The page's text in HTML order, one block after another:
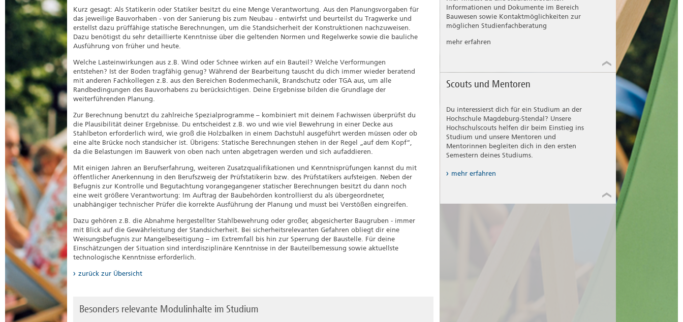
Kurz gesagt: Als Statikerin oder Statiker besitzt du eine Menge Verantwortung. Aus den Planungsvorgaben für
das jeweilige Bauvorhaben - von der Sanierung bis zum Neubau - entwirfst und beurteilst du Tragwerke und
erstellst dazu prüffähige statische Berechnungen, um die Standsicherheit der Konstruktionen nachzuweisen.
Dazu benötigst du sehr detaillierte Kenntnisse über die geltenden Normen und Regelwerke sowie die bauliche
Ausführung von früher und heute.
Welche Lasteinwirkungen aus z.B. Wind oder Schnee wirken auf ein Bauteil? Welche Verformungen
entstehen? Ist der Boden tragfähig genug? Während der Bearbeitung tauscht du dich immer wieder beratend
mit anderen Fachkollegen z.B. aus den Bereichen Bodenmechanik, Brandschutz oder TGA aus, um alle
Randbedingungen des Bauvorhabens zu berücksichtigen. Deine Ergebnisse bilden die Grundlage der
weiterführenden Planung.
Zur Berechnung benutzt du zahlreiche Spezialprogramme – kombiniert mit deinem Fachwissen überprüfst du
die Plausibilität deiner Ergebnisse. Du entscheidest z.B. wo und wie viel Bewehrung in einer Decke aus
Stahlbeton erforderlich wird, wie groß die Holzbalken in einem Dachstuhl ausgeführt werden müssen oder ob
eine alte Brücke noch standsicher ist. Übrigens: Statische Berechnungen stehen in der Regel „auf dem Kopf“,
da die Belastungen im Bauwerk von oben nach unten abgetragen werden und sich aufaddieren.
Mit einigen Jahren an Berufserfahrung, weiteren Zusatzqualifikationen und Kenntnisprüfungen kannst du mit
öffentlicher Anerkennung in den Berufszweig der Prüfstatikerin bzw. des Prüfstatikers aufsteigen. Neben der
Befugnis zur Kontrolle und Begutachtung vorangegangener statischer Berechnungen besitzt du dann noch
eine weit größere Verantwortung: Im Auftrag der Baubehörden kontrollierst du als übergeordneter,
unabhängiger technischer Prüfer die korrekte Ausführung der Planung und musst bei Verstößen eingreifen.
Dazu gehören z.B. die Abnahme hergestellter Stahlbewehrung oder großer, abgesicherter Baugruben - immer
mit Blick auf die Gewährleistung der Standsicherheit. Bei sicherheitsrelevanten Gefahren obliegt dir eine
Weisungsbefugnis zur Mangelbeseitigung – im Extremfall bis hin zur Sperrung der Baustelle. Für deine
Einschätzungen der Situation sind interdisziplinäre Kenntnisse in der Bauteilbemessung sowie aktuellste
technologische Kenntnisse erforderlich.
zurück zur Übersicht
Besonders relevante Modulinhalte im Studium
Informationen und Dokumente im Bereich
Bauwesen sowie Kontaktmöglichkeiten zur
möglichen Studienfachberatung
mehr erfahren
Scouts und Mentoren
Du interessierst dich für ein Studium an der
Hochschule Magdeburg-Stendal? Unsere
Hochschulscouts helfen dir beim Einstieg ins
Studium und unsere Mentoren und
Mentorinnen begleiten dich in den ersten
Semestern deines Studiums.
mehr erfahren